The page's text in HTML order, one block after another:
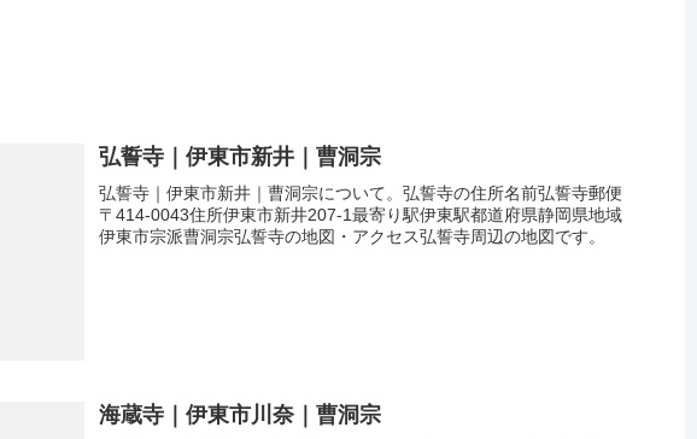
弘誓寺｜伊東市新井｜曹洞宗
弘誓寺｜伊東市新井｜曹洞宗について。弘誓寺の住所名前弘誓寺郵便
〒414-0043住所伊東市新井207-1最寄り駅伊東駅都道府県静岡県地域
伊東市宗派曹洞宗弘誓寺の地図・アクセス弘誓寺周辺の地図です。
海蔵寺｜伊東市川奈｜曹洞宗